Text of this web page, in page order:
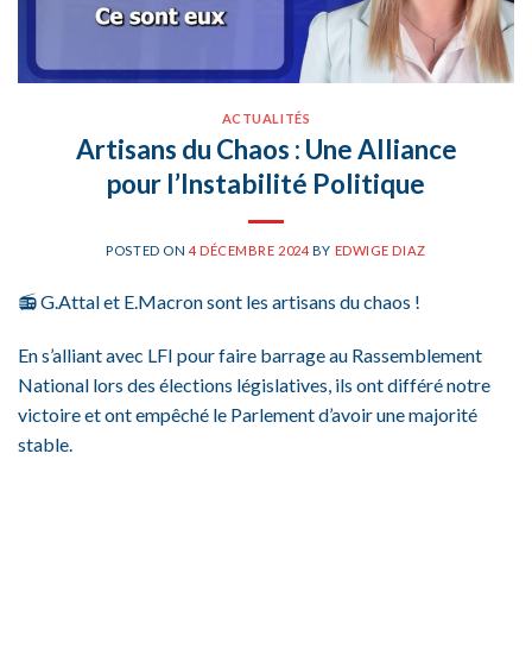
ACTUALITÉS
Artisans du Chaos : Une Alliance
pour l’Instabilité Politique
POSTED ON 4 DÉCEMBRE 2024 BY EDWIGE DIAZ
📻 G.Attal et E.Macron sont les artisans du chaos !
En s’alliant avec LFI pour faire barrage au Rassemblement
National lors des élections législatives, ils ont différé notre
victoire et ont empêché le Parlement d’avoir une majorité
stable.